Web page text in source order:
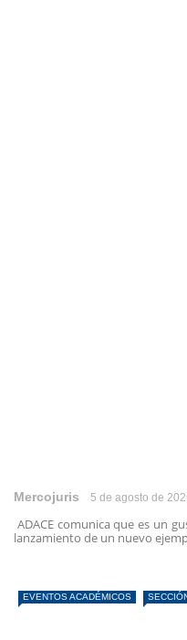
Mercojuris 5 de agosto de
ADACE comunica que es un
lanzamiento de un nuevo
EVENTOS ACADÉMICOS